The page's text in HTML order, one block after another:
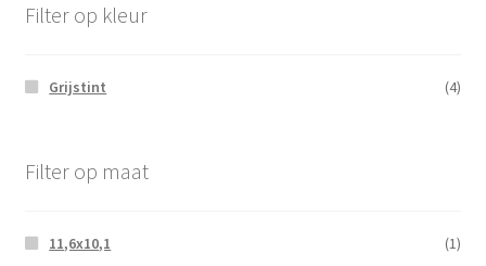
Filter op kleur
Grijstint (4)
Filter op maat
11,6x10,1
(1)